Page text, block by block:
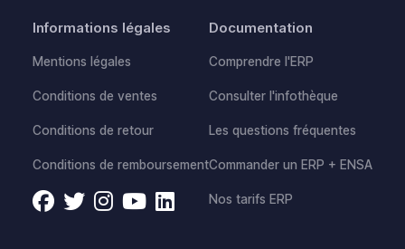
Informations légales
Mentions légales
Conditions de ventes
Conditions de retour
Conditions de remboursement
Documentation
Comprendre l'ERP
Consulter l'infothèque
Les questions fréquentes
Commander un ERP + ENSA
Nos tarifs ERP